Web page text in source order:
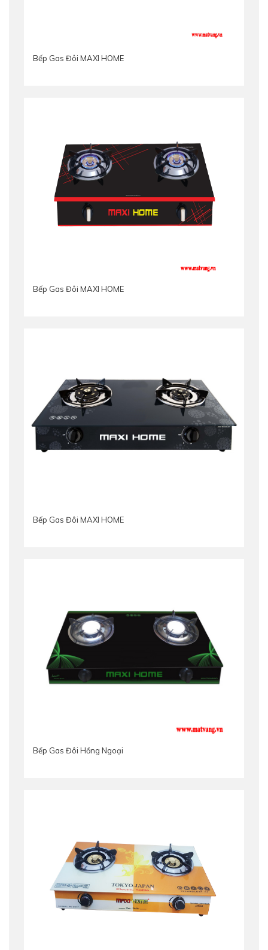
Bếp Gas Đôi MAXI HOME
Bếp Gas Đôi MAXI HOME
Bếp Gas Đôi MAXI HOME
Bếp Gas Đôi Hồng Ngoại